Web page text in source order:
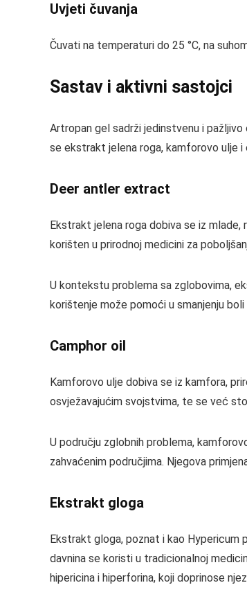
Uvjeti čuvanja
Čuvati na temperaturi do 25 °C, na
Sastav i aktivni sastojci
Artropan gel sadrži jedinstvenu i
se ekstrakt jelena roga, kamforovo ulje
Deer antler extract
Ekstrakt jelena roga dobiva se iz
korišten u prirodnoj medicini za
U kontekstu problema sa zglobovima,
korištenje može pomoći u smanjenju
Camphor oil
Kamforovo ulje dobiva se iz kamfora,
osvježavajućim svojstvima, te se već
U području zglobnih problema,
zahvaćenim područjima. Njegova
Ekstrakt gloga
Ekstrakt gloga, poznat i kao Hypericum
davnina se koristi u tradicionalnoj
hipericina i hiperforina, koji doprinose